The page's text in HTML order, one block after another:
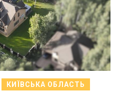
КИЇВСЬКА ОБЛАСТЬ